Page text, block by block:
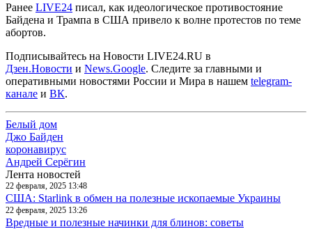
Ранее LIVE24 писал, как идеологическое противостояние
Байдена и Трампа в США привело к волне протестов по теме
абортов.
Подписывайтесь на Новости LIVE24.RU в
Дзен.Новости и News.Google. Следите за главными и
оперативными новостями России и Мира в нашем telegram-
канале и ВК.
Белый дом
Джо Байден
коронавирус
Андрей Серёгин
Лента новостей
22 февраля, 2025 13:48
США: Starlink в обмен на полезные ископаемые Украины
22 февраля, 2025 13:26
Вредные и полезные начинки для блинов: советы